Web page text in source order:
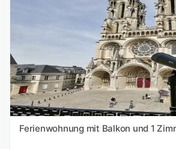
Ferienwohnung mit Balkon und 1